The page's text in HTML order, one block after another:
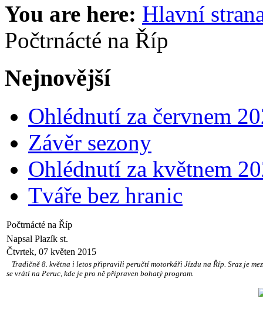
You are here: Hlavní
Počtrnácté na Říp
Nejnovější
Ohlédnutí za červnem
Závěr sezony
Ohlédnutí za květnem
Tváře bez hranic
Počtrnácté na Říp
Napsal Plazík st.
Čtvrtek, 07 květen 2015
Tradičně 8. května i letos připravili peručtí motorkáři Jízdu na Říp. Sraz je
se vrátí na Peruc, kde je pro ně připraven bohatý program.